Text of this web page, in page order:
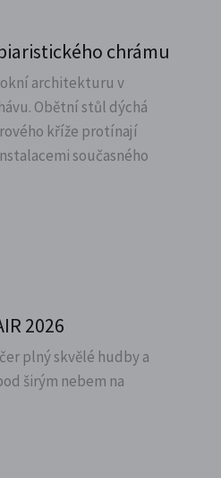
chrámu
architekturu v
Obětní stůl dýchá
kříže protínají
současného
2026
plný skvělé hudby a
širým nebem na